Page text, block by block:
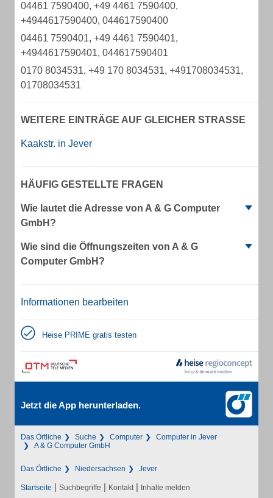
04461 7590400, +49 4461 7590400,
+4944617590400, 044617590400
04461 7590401, +49 4461 7590401,
+4944617590401, 044617590401
0170 8034531, +49 170 8034531, +491708034531,
01708034531
WEITERE EINTRÄGE AUF GLEICHER STRASSE
Kaakstr. in Jever
HÄUFIG GESTELLTE FRAGEN
Wie lautet die Adresse von A & G Computer
GmbH?
Wie sind die Öffnungszeiten von A & G
Computer GmbH?
Informationen bearbeiten
Heise PRIME gratis testen
Jetzt die App herunterladen.
Das Örtliche Suche Computer
Computer in Jever
A & G Computer GmbH
Das Örtliche Niedersachsen Jever
Startseite | Suchbegriffe | Kontakt | Inhalte melden